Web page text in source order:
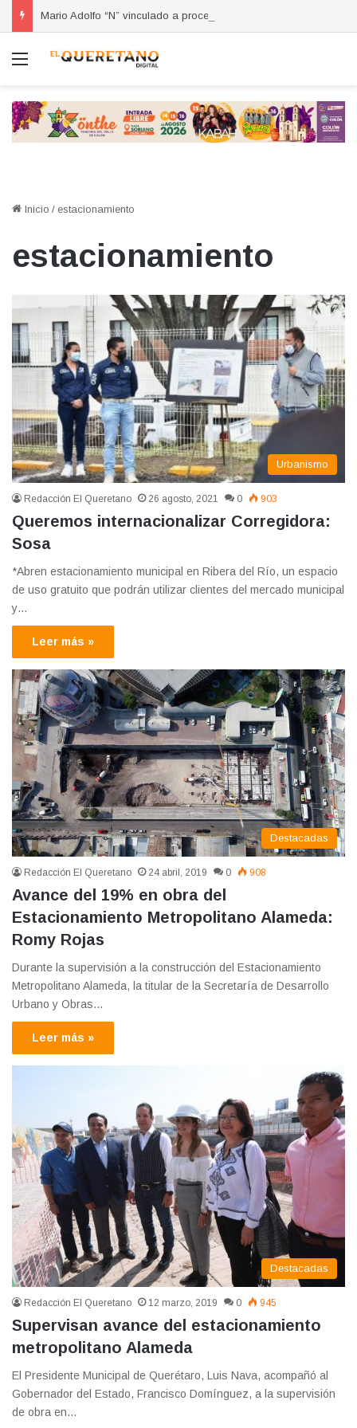
Menú
Inicio / estacionamiento
estacionamiento
Urbanismo
Redacción El Queretano 26 agosto, 2021 0 903
Queremos internacionalizar Corregidora:
Sosa
*Abren estacionamiento municipal en Ribera del Río, un espacio
de uso gratuito que podrán utilizar clientes del mercado municipal
y…
Leer más »
Destacadas
Redacción El Queretano 24 abril, 2019 0 908
Avance del 19% en obra del
Estacionamiento Metropolitano Alameda:
Romy Rojas
Durante la supervisión a la construcción del Estacionamiento
Metropolitano Alameda, la titular de la Secretaría de Desarrollo
Urbano y Obras…
Leer más »
Destacadas
Redacción El Queretano 12 marzo, 2019 0 945
Supervisan avance del estacionamiento
metropolitano Alameda
El Presidente Municipal de Querétaro, Luis Nava, acompañó al
Gobernador del Estado, Francisco Domínguez, a la supervisión
de obra en…